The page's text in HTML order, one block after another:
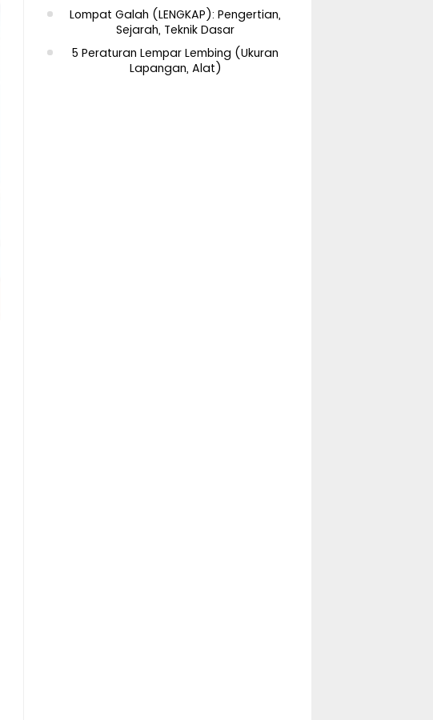
Lompat Galah (LENGKAP): Pengertian,
Sejarah, Teknik Dasar
5 Peraturan Lempar Lembing (Ukuran
Lapangan, Alat)